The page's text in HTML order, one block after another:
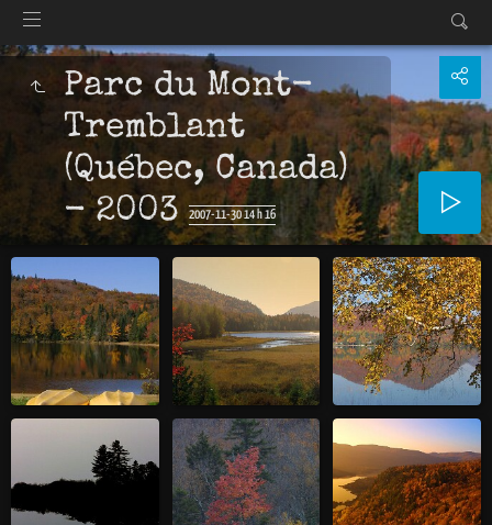
Parc du Mont-
Tremblant
(Québec, Canada)
- 20032007-11-30 14 h 16